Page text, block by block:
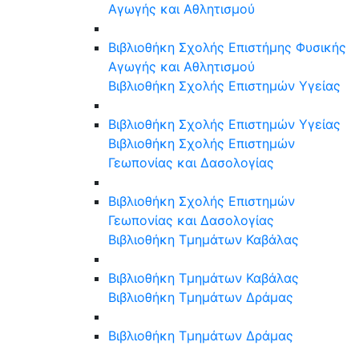
Αγωγής και Αθλητισμού
Βιβλιοθήκη Σχολής Επιστήμης Φυσικής
Αγωγής και Αθλητισμού
Βιβλιοθήκη Σχολής Επιστημών Υγείας
Βιβλιοθήκη Σχολής Επιστημών Υγείας
Βιβλιοθήκη Σχολής Επιστημών
Γεωπονίας και Δασολογίας
Βιβλιοθήκη Σχολής Επιστημών
Γεωπονίας και Δασολογίας
Βιβλιοθήκη Τμημάτων Καβάλας
Βιβλιοθήκη Τμημάτων Καβάλας
Βιβλιοθήκη Τμημάτων Δράμας
Βιβλιοθήκη Τμημάτων Δράμας